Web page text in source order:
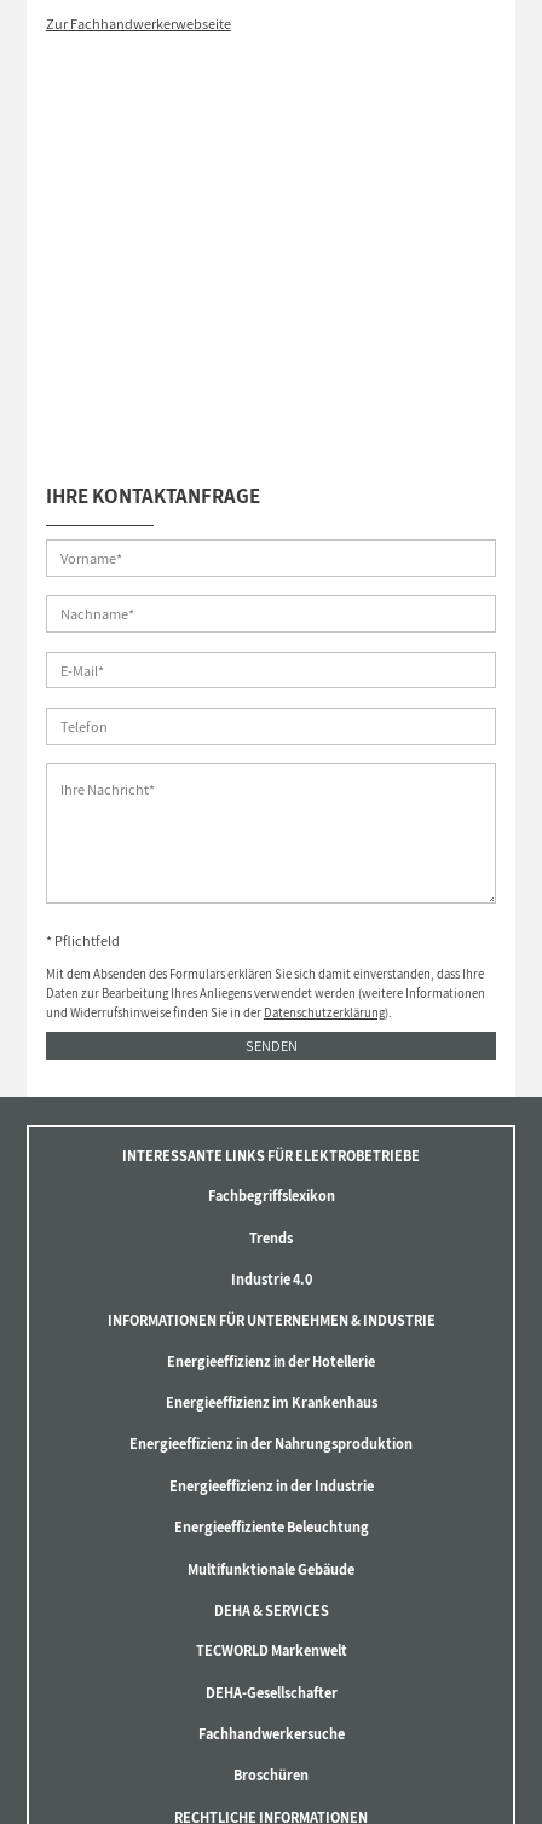
Zur Fachhandwerkerwebseite
IHRE KONTAKTANFRAGE
* Pflichtfeld
Mit dem Absenden des Formulars erklären Sie sich damit einverstanden, dass Ihre
Daten zur Bearbeitung Ihres Anliegens verwendet werden (weitere Informationen
und Widerrufshinweise finden Sie in der Datenschutzerklärung).
SENDEN
INTERESSANTE LINKS FÜR ELEKTROBETRIEBE
Fachbegriffslexikon
Trends
Industrie 4.0
INFORMATIONEN FÜR UNTERNEHMEN & INDUSTRIE
Energieeffizienz in der Hotellerie
Energieeffizienz im Krankenhaus
Energieeffizienz in der Nahrungsproduktion
Energieeffizienz in der Industrie
Energieeffiziente Beleuchtung
Multifunktionale Gebäude
DEHA & SERVICES
TECWORLD Markenwelt
DEHA-Gesellschafter
Fachhandwerkersuche
Broschüren
RECHTLICHE INFORMATIONEN